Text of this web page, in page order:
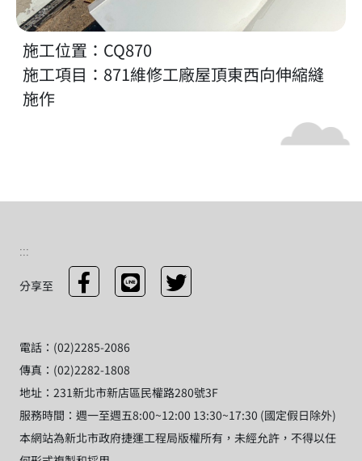
施工位置：CQ870
施工項目：871維修工廠屋頂東西向伸縮縫
施作
:::
分享至
電話：(02)2285-2086
傳真：(02)2282-1808
地址：231新北市新店區民權路280號3F
服務時間：週一至週五8:00~12:00 13:30~17:30 (國定假日除外)
本網站為新北市政府捷運工程局版權所有，未經允許，不得以任